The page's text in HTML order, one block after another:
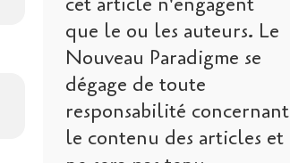
que le ou les auteurs. Le
Nouveau Paradigme se
dégage de toute
responsabilité concernant
le contenu des articles et